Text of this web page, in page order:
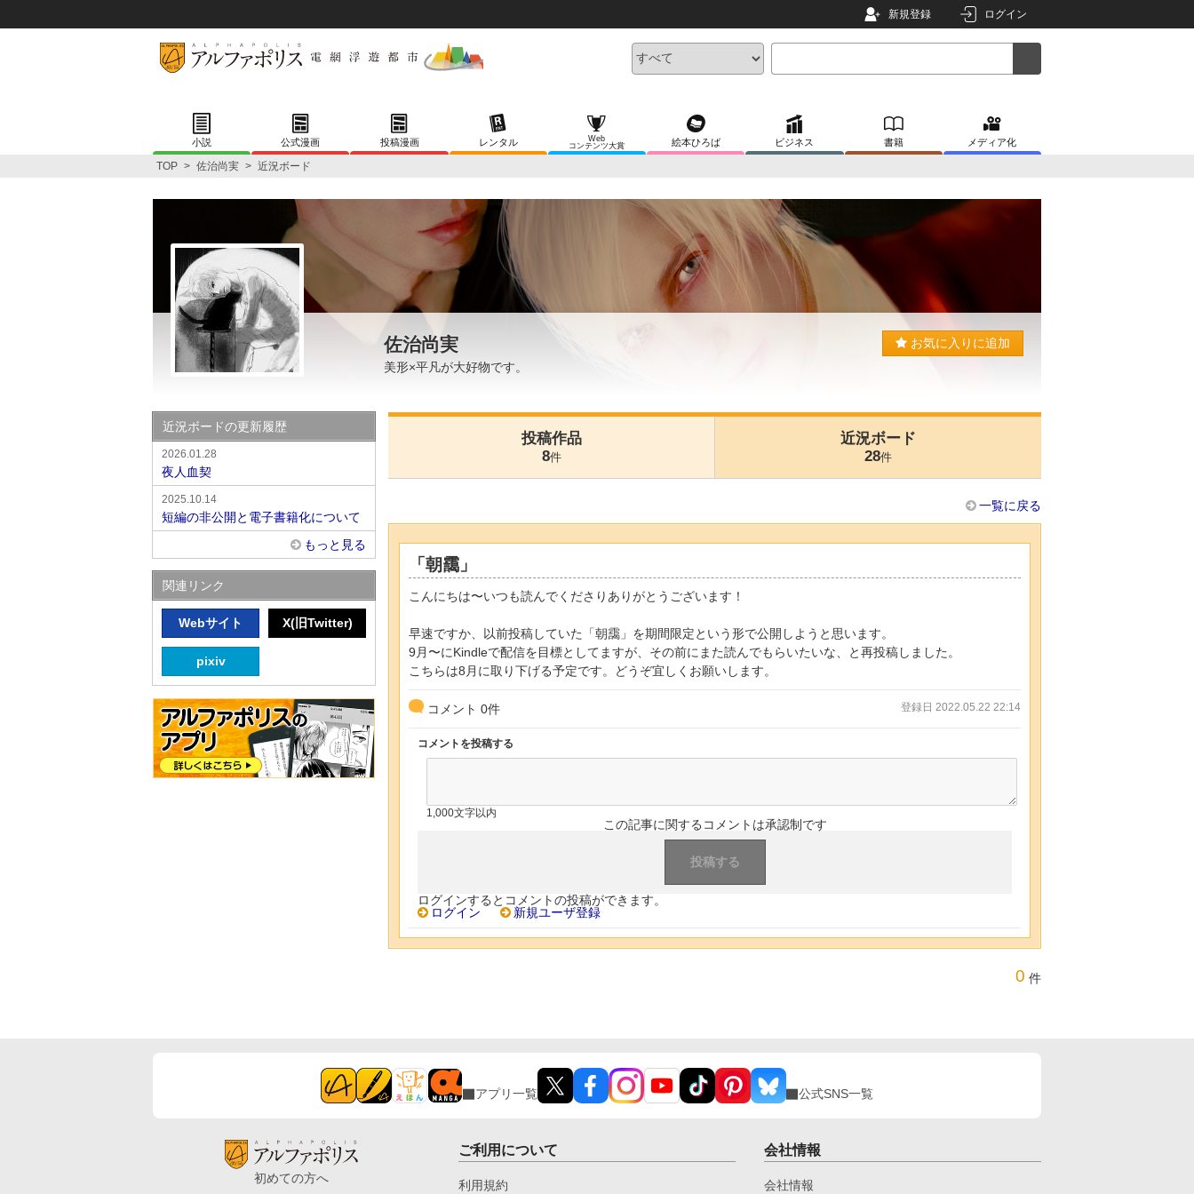
新規登録 ログイン
小説 公式漫画 投稿漫画 レンタル
Web
コンテンツ大賞
絵本ひろば ビジネス 書籍 メディア化
TOP > 佐治尚実 > 近況ボード
佐治尚実
美形×平凡が大好物です。
お気に入りに追加
投稿作品
8件
近況ボード
28件
一覧に戻る
「朝靄」
こんにちは〜いつも読んでくださりありがとうございます！
早速ですか、以前投稿していた「朝靄」を期間限定という形で公開しようと思います。
9月〜にKindleで配信を目標としてますが、その前にまた読んでもらいたいな、と再投稿しました。
こちらは8月に取り下げる予定です。どうぞ宜しくお願いします。
コメント 0件 登録日 2022.05.22 22:14
コメントを投稿する
1,000文字以内
この記事に関するコメントは承認制です
ログインするとコメントの投稿ができます。
ログイン
新規ユーザ登録
0 件
近況ボードの更新履歴
2026.01.28
夜人血契
2025.10.14
短編の非公開と電子書籍化について
もっと見る
関連リンク
Webサイト X(旧Twitter)
pixiv
アプリ一覧 公式SNS一覧
初めての方へ
ご利用について
利用規約
会社情報
会社情報